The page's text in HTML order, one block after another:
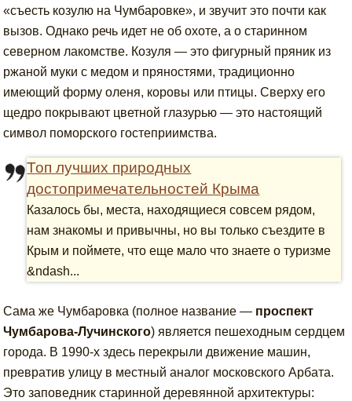
«съесть козулю на Чумбаровке», и звучит это почти как
вызов. Однако речь идет не об охоте, а о старинном
северном лакомстве. Козуля — это фигурный пряник из
ржаной муки с медом и пряностями, традиционно
имеющий форму оленя, коровы или птицы. Сверху его
щедро покрывают цветной глазурью — это настоящий
символ поморского гостеприимства.
Топ лучших природных
достопримечательностей Крыма
Казалось бы, места, находящиеся совсем рядом,
нам знакомы и привычны, но вы только съездите в
Крым и поймете, что еще мало что знаете о туризме
&ndash...
Сама же Чумбаровка (полное название — проспект
Чумбарова-Лучинского) является пешеходным сердцем
города. В 1990-х здесь перекрыли движение машин,
превратив улицу в местный аналог московского Арбата.
Это заповедник старинной деревянной архитектуры: